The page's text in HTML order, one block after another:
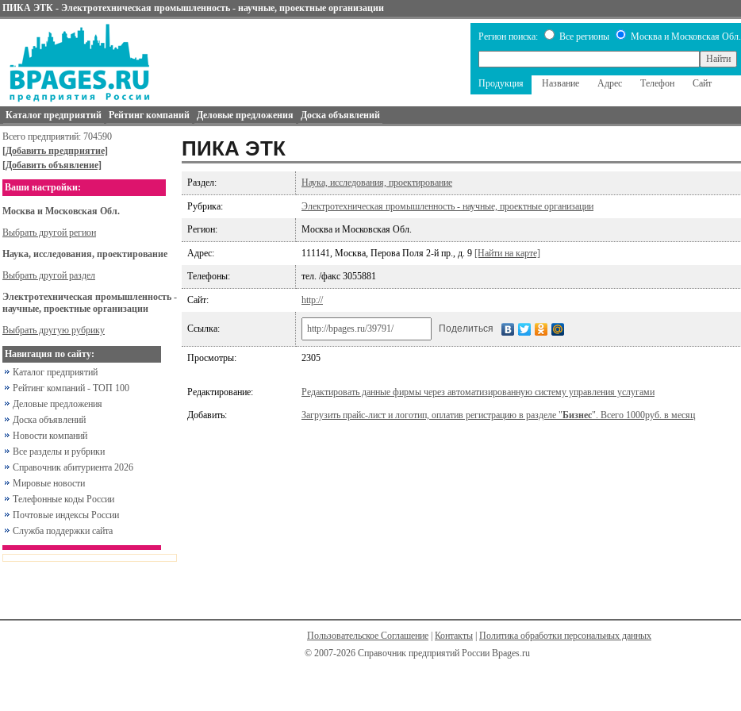
ПИКА ЭТК - Электротехническая промышленность - научные, проектные организации
Регион поиска: Все регионы Москва и Московская Обл.
Продукция Название Адрес Телефон Сайт
Каталог предприятий Рейтинг компаний Деловые предложения
Доска объявлений
Всего предприятий: 704590
[Добавить предприятие]
[Добавить объявление]
Ваши настройки:
Москва и Московская Обл.
Выбрать другой регион
Наука, исследования, проектирование
Выбрать другой раздел
Электротехническая промышленность -
научные, проектные организации
Выбрать другую рубрику
Навигация по сайту:
Каталог предприятий
Рейтинг компаний - ТОП 100
Деловые предложения
Доска объявлений
Новости компаний
Все разделы и рубрики
Справочник абитуриента 2026
Мировые новости
Телефонные коды России
Почтовые индексы России
Служба поддержки сайта
ПИКА ЭТК
Раздел: Наука, исследования, проектирование
Рубрика: Электротехническая промышленность - научные, проектные организации
Регион: Москва и Московская Обл.
Адрес: 111141, Москва, Перова Поля 2-й пр., д. 9 [Найти на карте]
Телефоны: тел. /факс 3055881
Сайт: http://
Ссылка: Поделиться
Просмотры: 2305
Редактирование: Редактировать данные фирмы через автоматизированную систему управления услугами
Добавить: Загрузить прайс-лист и логотип, оплатив регистрацию в разделе "Бизнес". Всего 1000руб. в месяц
Пользовательское Соглашение Контакты Политика обработки персональных данных
© 2007-2026 Справочник предприятий России Bpages.ru